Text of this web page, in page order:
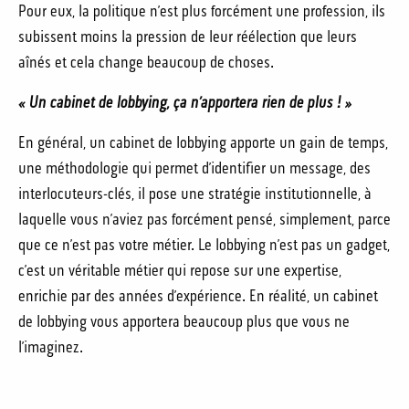
Pour eux, la politique n’est plus forcément une profession, ils
subissent moins la pression de leur réélection que leurs
aînés et cela change beaucoup de choses.
« Un cabinet de lobbying, ça n’apportera rien de plus ! »
En général, un cabinet de lobbying apporte un gain de temps,
une méthodologie qui permet d’identifier un message, des
interlocuteurs-clés, il pose une stratégie institutionnelle, à
laquelle vous n’aviez pas forcément pensé, simplement, parce
que ce n’est pas votre métier. Le lobbying n’est pas un gadget,
c’est un véritable métier qui repose sur une expertise,
enrichie par des années d’expérience. En réalité, un cabinet
de lobbying vous apportera beaucoup plus que vous ne
l’imaginez.